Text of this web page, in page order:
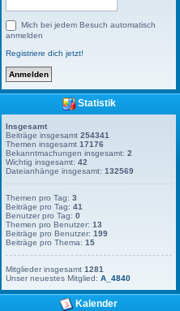
Mich bei jedem Besuch automatisch
anmelden
Registriere dich jetzt!
Statistik
Insgesamt
Beiträge insgesamt254341
Themen insgesamt17176
Bekanntmachungen insgesamt:2
Wichtig insgesamt:42
Dateianhänge insgesamt:132569
Themen pro Tag:3
Beiträge pro Tag:41
Benutzer pro Tag:0
Themen pro Benutzer:13
Beiträge pro Benutzer:199
Beiträge pro Thema:15
Mitglieder insgesamt1281
Unser neuestes Mitglied:A_4840
Kalender